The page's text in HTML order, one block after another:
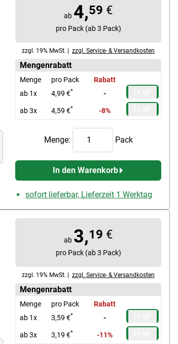
ab 4,59 €
pro Pack (ab 3 Pack)
zzgl. 19% MwSt. | zzgl. Service- & Versandkosten
Mengenrabatt
Menge pro Pack
Rabatt
ab 1x
4,99 €* -
ab 3x 4,59 €* -8%
Menge: Pack
In den Warenkorb
sofort lieferbar, Lieferzeit 1 Werktag
ab 3,19 €
pro Pack (ab 3 Pack)
zzgl. 19% MwSt. | zzgl. Service- & Versandkosten
Mengenrabatt
Menge pro Pack
Rabatt
ab 1x
3,59 €* -
ab 3x 3,19 €* -11%